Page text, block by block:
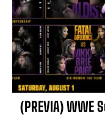
(PREVIA)